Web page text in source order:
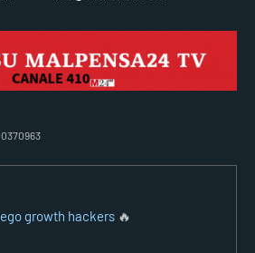
growth hackers 🔥